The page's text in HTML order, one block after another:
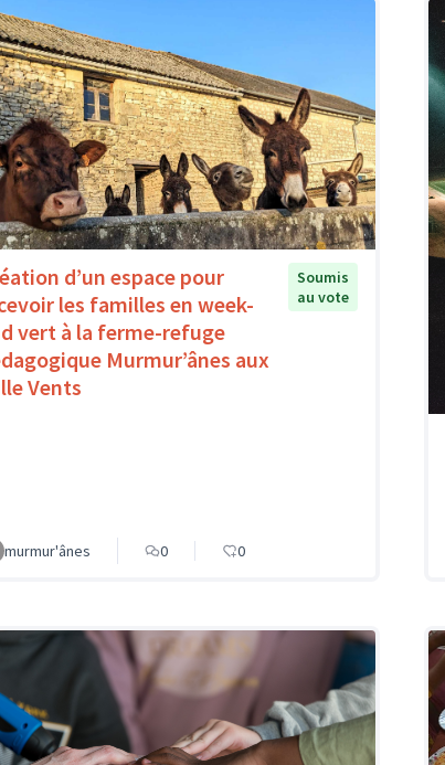
d’un espace pour
les familles en week-
vert à la ferme-refuge
Murmur’ânes aux
Vents
Soumis
au vote
murmur'ânes 0 0